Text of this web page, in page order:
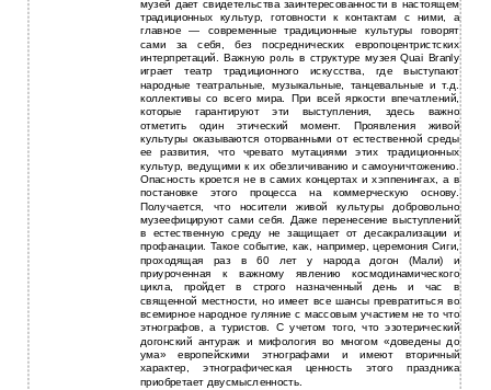
музей дает свидетельства заинтересованности в настоящем
традиционных культур, готовности к контактам с ними, а
главное — современные традиционные культуры говорят
сами за себя, без посреднических европоцентристских
интерпретаций. Важную роль в структуре музея Quai Branly
играет театр традиционного искусства, где выступают
народные театральные, музыкальные, танцевальные и т.д.
коллективы со всего мира. При всей яркости впечатлений,
которые гарантируют эти выступления, здесь важно
отметить один этический момент. Проявления живой
культуры оказываются оторванными от естественной среды
ее развития, что чревато мутациями этих традиционных
культур, ведущими к их обезличиванию и самоуничтожению.
Опасность кроется не в самих концертах и хэппенингах, а в
постановке этого процесса на коммерческую основу.
Получается, что носители живой культуры добровольно
музеефицируют сами себя. Даже перенесение выступлений
в естественную среду не защищает от десакрализации и
профанации. Такое событие, как, например, церемония Сиги,
проходящая раз в 60 лет у народа догон (Мали) и
приуроченная к важному явлению космодинамического
цикла, пройдет в строго назначенный день и час в
священной местности, но имеет все шансы превратиться во
всемирное народное гуляние с массовым участием не то что
этнографов, а туристов. С учетом того, что эзотерический
догонский антураж и мифология во многом «доведены до
ума» европейскими этнографами и имеют вторичный
характер, этнографическая ценность этого праздника
приобретает двусмысленность.